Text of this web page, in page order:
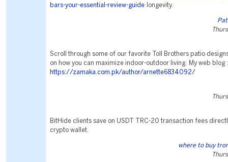
bars-your-essential-review-guide longevity.
Scroll through some of our favorite Toll Brothers patio
on how you can maximize indoor-outdoor living. My web blog
https://zamaka.com.pk/author/arnette6834092/
BitHide clients save on USDT TRC-20 transaction fees
crypto wallet.
where to buy